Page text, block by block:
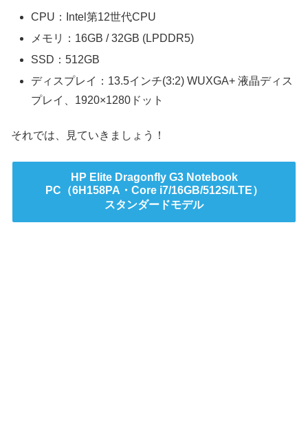
CPU：Intel第12世代CPU
メモリ：16GB / 32GB (LPDDR5)
SSD：512GB
ディスプレイ：13.5インチ(3:2) WUXGA+ 液晶ディス
プレイ、1920×1280ドット
それでは、見ていきましょう！
HP Elite Dragonfly G3 Notebook
PC（6H158PA・Core i7/16GB/512S/LTE）
スタンダードモデル